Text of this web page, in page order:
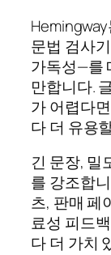
문법 검사
가독성—를
만합니다.
가 어렵다
다 더 유용
긴 문장, 밀
를 강조합
츠, 판매 페
료성 피드
다 더 가치